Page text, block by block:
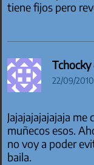
tiene fijos pero
Tchocky
22/09/
Jajajajajajajaja me
muñecos esos.
no voy a poder
baila.